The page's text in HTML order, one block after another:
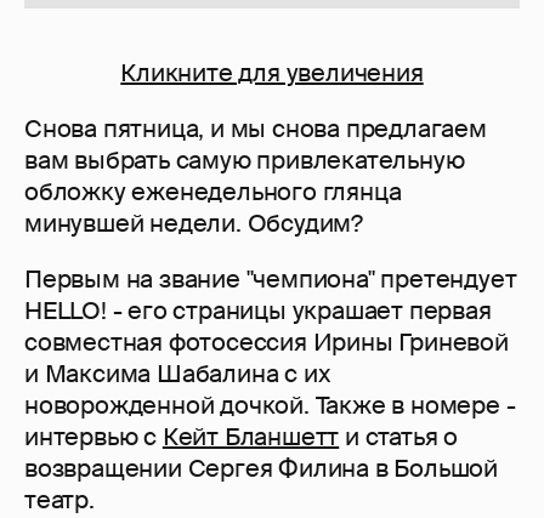
Кликните для увеличения
Снова пятница, и мы снова предлагаем
вам выбрать самую привлекательную
обложку еженедельного глянца
минувшей недели. Обсудим?
Первым на звание "чемпиона" претендует
HELLO! - его страницы украшает первая
совместная фотосессия Ирины Гриневой
и Максима Шабалина с их
новорожденной дочкой. Также в номере -
интервью с Кейт Бланшетт и статья о
возвращении Сергея Филина в Большой
театр.